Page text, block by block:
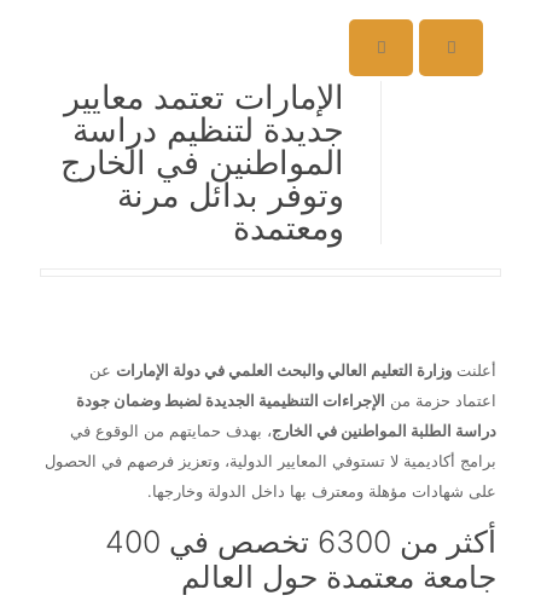
الإمارات تعتمد معايير
جديدة لتنظيم دراسة
المواطنين في الخارج
وتوفر بدائل مرنة
ومعتمدة
أعلنت وزارة التعليم العالي والبحث العلمي في دولة الإمارات عن
اعتماد حزمة من الإجراءات التنظيمية الجديدة لضبط وضمان جودة
دراسة الطلبة المواطنين في الخارج، بهدف حمايتهم من الوقوع في
برامج أكاديمية لا تستوفي المعايير الدولية، وتعزيز فرصهم في الحصول
على شهادات مؤهلة ومعترف بها داخل الدولة وخارجها.
أكثر من 6300 تخصص في 400
جامعة معتمدة حول العالم